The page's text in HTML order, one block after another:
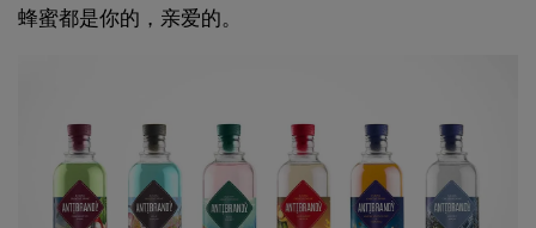
蜂蜜都是你的，亲爱的。